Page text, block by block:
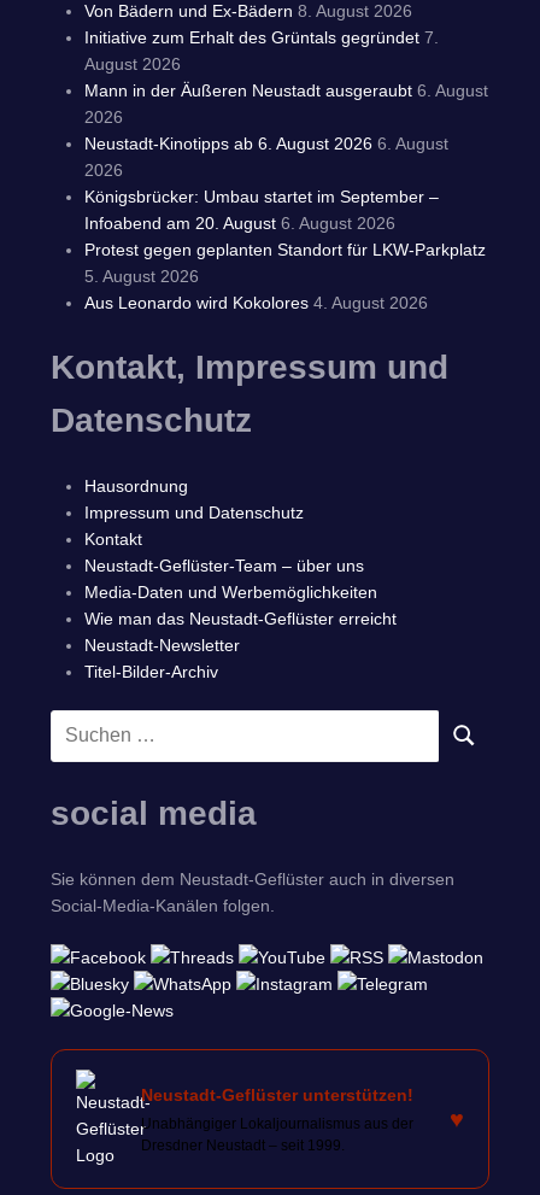
Von Bädern und Ex-Bädern 8. August 2026
Initiative zum Erhalt des Grüntals gegründet 7.
August 2026
Mann in der Äußeren Neustadt ausgeraubt 6. August
2026
Neustadt-Kinotipps ab 6. August 2026 6. August
2026
Königsbrücker: Umbau startet im September –
Infoabend am 20. August 6. August 2026
Protest gegen geplanten Standort für LKW-Parkplatz
5. August 2026
Aus Leonardo wird Kokolores 4. August 2026
Kontakt, Impressum und
Datenschutz
Hausordnung
Impressum und Datenschutz
Kontakt
Neustadt-Geflüster-Team – über uns
Media-Daten und Werbemöglichkeiten
Wie man das Neustadt-Geflüster erreicht
Neustadt-Newsletter
Titel-Bilder-Archiv
Suchen
SUCHEN
social media
Sie können dem Neustadt-Geflüster auch in diversen
Social-Media-Kanälen folgen.
Neustadt-Geflüster unterstützen!
Unabhängiger Lokaljournalismus aus der
Dresdner Neustadt – seit 1999.
♥